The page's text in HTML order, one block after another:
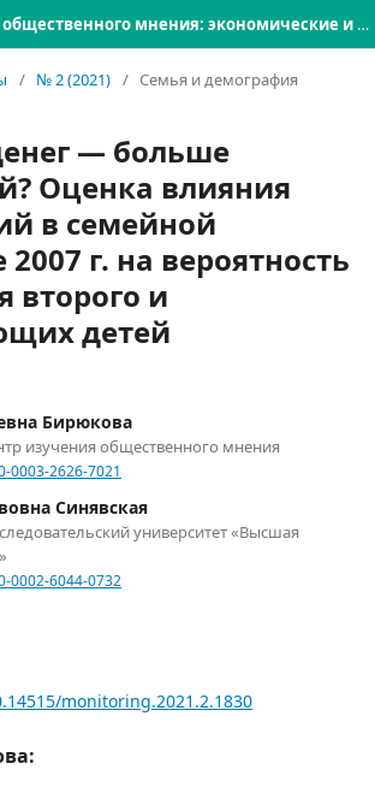
Мониторинг общественного мнения: экономические и социальные перемены
/ № 2 (2021) / Семья и демография
— больше
Оценка влияния
в семейной
г. на вероятность
второго и
детей
Бирюкова
изучения общественного мнения
0003-2626-7021
Синявская
университет «Высшая
0002-6044-0732
monitoring.2021.2.1830